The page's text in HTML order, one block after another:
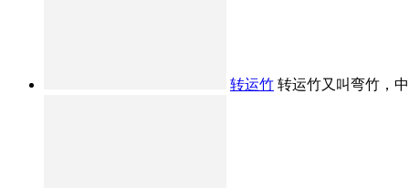
转运竹 转运竹又叫弯竹，